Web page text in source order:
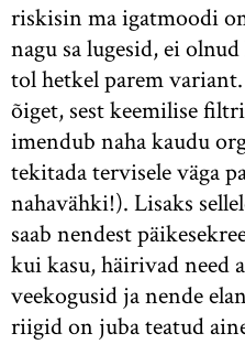
riskisin ma igatmoodi
nagu sa lugesid, ei
tol hetkel parem
õiget, sest keemilise
imendub naha kaudu
tekitada tervisele väga
nahavähki!). Lisaks
saab nendest
kui kasu, häirivad need
veekogusid ja nende
riigid on juba teatud